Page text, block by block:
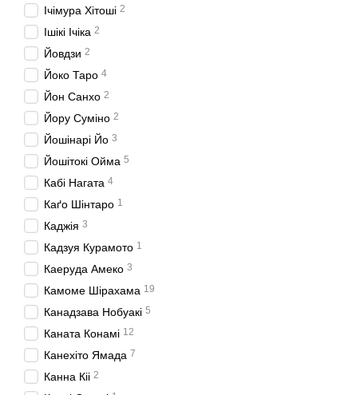
Ічімура Хітоші 2
Ішікі Ічіка 2
Йовдзи 2
Йоко Таро 4
Йон Санхо 2
Йору Суміно 2
Йошінарі Йо 3
Йошітокі Ойма 5
Кабі Нагата 4
Каґо Шінтаро 1
Каджія 3
Кадзуя Курамото 1
Каеруда Амеко 3
Камоме Шірахама 19
Канадзава Нобуакі 5
Каната Конамі 12
Канехіто Ямада 7
Канна Кіі 2